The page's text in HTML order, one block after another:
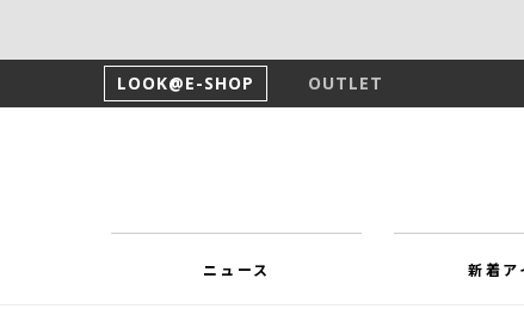
LOOK@E-SHOP OUTLET
ニュース 新着ア